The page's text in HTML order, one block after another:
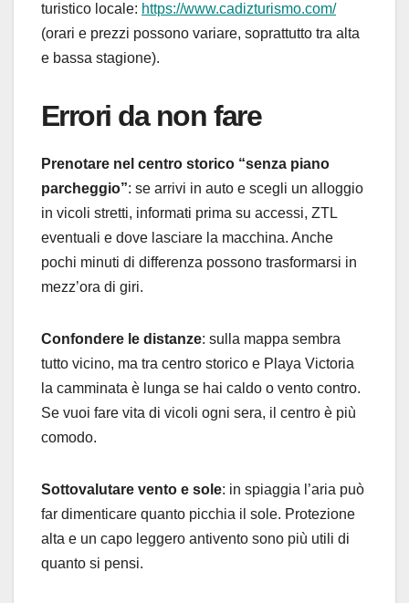
turistico locale: https://www.cadizturismo.com/
(orari e prezzi possono variare, soprattutto tra alta
e bassa stagione).
Errori da non fare
Prenotare nel centro storico “senza piano
parcheggio”: se arrivi in auto e scegli un alloggio
in vicoli stretti, informati prima su accessi, ZTL
eventuali e dove lasciare la macchina. Anche
pochi minuti di differenza possono trasformarsi in
mezz’ora di giri.
Confondere le distanze: sulla mappa sembra
tutto vicino, ma tra centro storico e Playa Victoria
la camminata è lunga se hai caldo o vento contro.
Se vuoi fare vita di vicoli ogni sera, il centro è più
comodo.
Sottovalutare vento e sole: in spiaggia l’aria può
far dimenticare quanto picchia il sole. Protezione
alta e un capo leggero antivento sono più utili di
quanto si pensi.